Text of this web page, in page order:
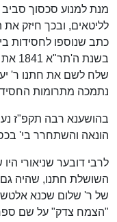
מנת למנוע סכסוך
לליטאים, ובכך חיזק
כתב שנוספו לחסידות
שלח לשם את חתנו ר'
נתמכה מתרומות
בהושענא רבה תקפ"ז
הונאה והשתחרר בי'
לרבי דובער שניאורי
השושלת חתנו, שהיה
של ר' שלום שכנא
"הצמח צדק" על שם